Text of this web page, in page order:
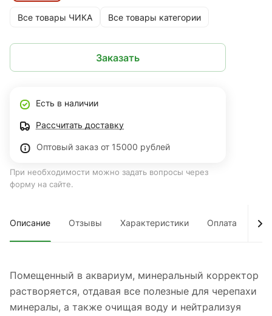
Все товары ЧИКА Все товары категории
Заказать
Есть в наличии
Рассчитать доставку
Оптовый заказ от 15000 рублей
При необходимости можно задать вопросы через
форму на сайте.
Описание Отзывы Характеристики Оплата
Помещенный в аквариум, минеральный корректор
растворяется, отдавая все полезные для черепахи
минералы, а также очищая воду и нейтрализуя